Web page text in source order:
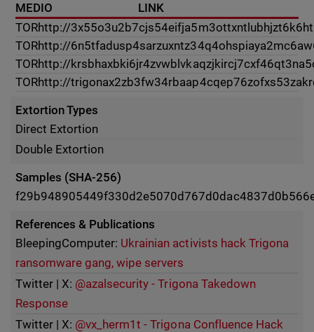
MEDIO
LINK
TORhttp://
TORhttp://
TORhttp://
TORhttp://
Extortion Types
Direct Extortion
Double Extortion
Samples (SHA-256)
References & Publications
BleepingComputer: Ukrainian activists hack Trigona
ransomware gang, wipe servers
Twitter | X: @azalsecurity - Trigona Takedown
Response
Twitter | X: @vx_herm1t - Trigona Confluence Hack